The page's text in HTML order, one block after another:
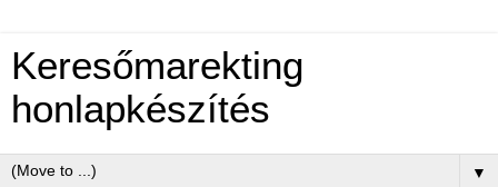
Keresőmarekting
honlapkészítés
▼